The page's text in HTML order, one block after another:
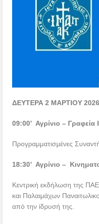
ΔΕΥΤΕΡΑ 2 ΜΑΡΤΙΟΥ 2026
09:00’ Αγρίνιο –
Προγραμματισμένες
18:30’ Αγρίνιο –
Κεντρική εκδήλωση της
και Παλαιμάχων
από την ίδρυσή της.